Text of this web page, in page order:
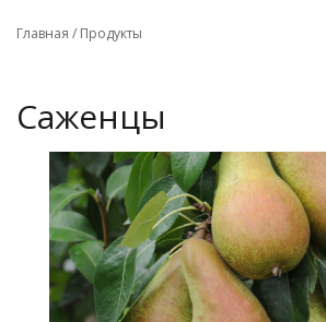
Вы здесь
Главная / Продукты
Саженцы